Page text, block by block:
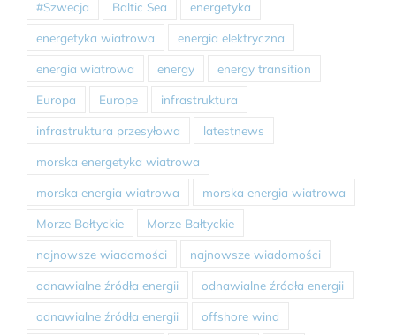
#Szwecja Baltic Sea energetyka
energetyka wiatrowa energia elektryczna
energia wiatrowa energy energy transition
Europa Europe infrastruktura
infrastruktura przesyłowa latestnews
morska energetyka wiatrowa
morska energia wiatrowa morska energia wiatrowa
Morze Bałtyckie Morze Bałtyckie
najnowsze wiadomości najnowsze wiadomości
odnawialne źródła energii odnawialne źródła energii
odnawialne źródła energii offshore wind